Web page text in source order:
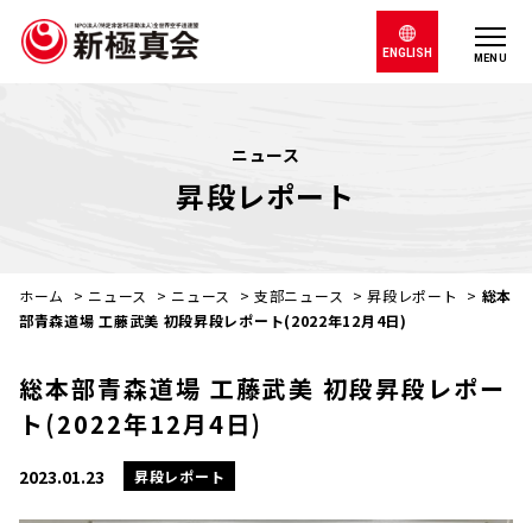
MENU
ENGLISH
ニュース
昇段レポート
ホーム > ニュース > ニュース >支部ニュース >昇段レポート > 総本
部青森道場 工藤武美 初段昇段レポート(2022年12月4日)
総本部青森道場 工藤武美 初段昇段レポー
ト(2022年12月4日)
2023.01.23 昇段レポート